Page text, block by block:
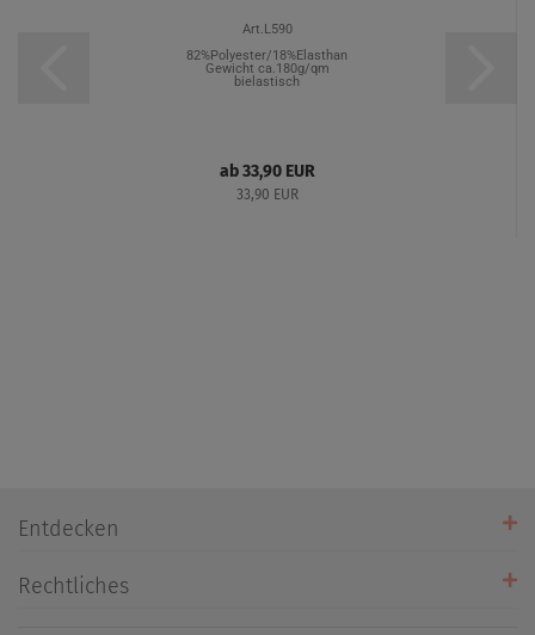
Art.L590
82%Polyester/18%Elasthan
Gewicht ca.180g/qm
bielastisch
ab 33,90 EUR
33,90 EUR
Entdecken
Öffnungszeiten
Rechtliches